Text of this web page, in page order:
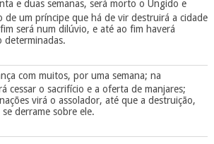
e duas semanas, será morto o Ungido e
de um príncipe que há de vir destruirá a cidade
será num dilúvio, e até ao fim haverá
determinadas.
com muitos, por uma semana; na
cessar o sacrifício e a oferta de manjares;
virá o assolador, até que a destruição,
derrame sobre ele.